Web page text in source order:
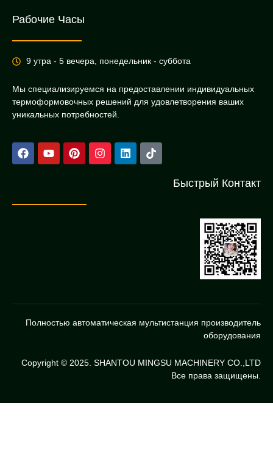
Рабочие Часы
9 утра - 5 вечера, понедельник - суббота
Мы специализируемся на предоставлении индивидуальных
термоформовочных решений для удовлетворения ваших
уникальных потребностей.
Быстрый Контакт
Полностью автоматическая мультистанция производитель
оборудования
Copyright © 2025. SHANTOU MINGSU MACHINERY CO.,LTD
Все права защищены.